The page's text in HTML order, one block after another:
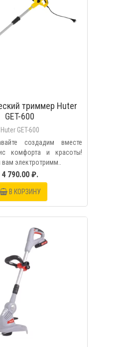
триммер Huter
GET-600
Huter GET-600
создадим вместе
комфорта и красоты!
электротримм..
4 790.00 ₽.
В КОРЗИНУ